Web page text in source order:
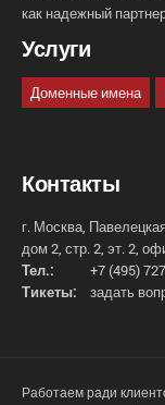
как надежный
Услуги
Доменные имена
Контакты
г. Москва,
дом 2, стр. 2, эт. 2,
Тел.:
+7 (495)
Тикеты:
задать
Работаем ради